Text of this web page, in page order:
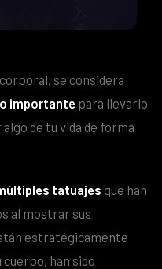
se considera
importante para llevarlo
de tu vida de forma
tatuajes que han
al mostrar sus
estratégicamente
cuerpo, han sido